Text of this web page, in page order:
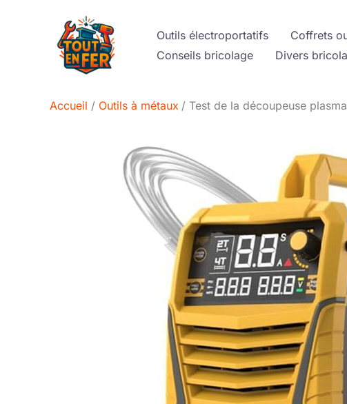
Outils électroportatifs Coffrets
Conseils bricolage
Divers
Accueil Outils à métaux Test de la découpeuse